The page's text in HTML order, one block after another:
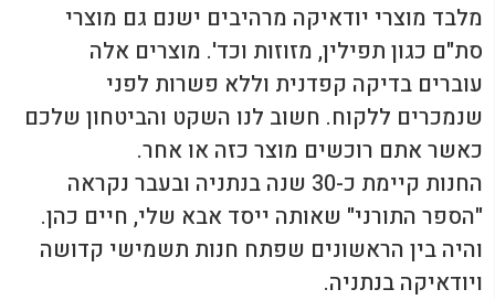
מלבד מוצרי יודאיקה מרהיבים ישנם גם מוצרי
סת"ם כגון תפילין, מזוזות וכד'. מוצרים אלה
עוברים בדיקה קפדנית וללא פשרות לפני
שנמכרים ללקוח. חשוב לנו השקט והביטחון שלכם
כאשר אתם רוכשים מוצר כזה או אחר.
החנות קיימת כ-30 שנה בנתניה ובעבר נקראה
"הספר התורני" שאותה ייסד אבא שלי, חיים כהן.
והיה בין הראשונים שפתח חנות תשמישי קדושה
ויודאיקה בנתניה.